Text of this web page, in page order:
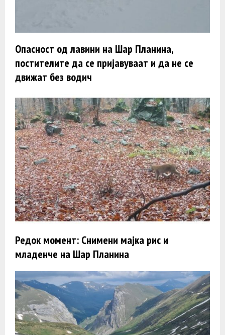
Опасност од лавини на Шар Планина,
постителите да се пријавуваат и да не се
движат без водич
Редок момент: Снимени мајка рис и
младенче на Шар Планина